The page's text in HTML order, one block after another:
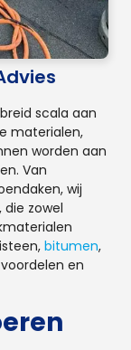
scala aan
materialen,
worden aan
Van
wij
zowel
bitumen,
en